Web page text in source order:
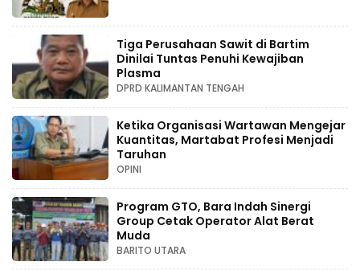
Tiga Perusahaan Sawit di Bartim
Dinilai Tuntas Penuhi Kewajiban
Plasma
DPRD KALIMANTAN TENGAH
Ketika Organisasi Wartawan Mengejar
Kuantitas, Martabat Profesi Menjadi
Taruhan
OPINI
Program GTO, Bara Indah Sinergi
Group Cetak Operator Alat Berat
Muda
BARITO UTARA